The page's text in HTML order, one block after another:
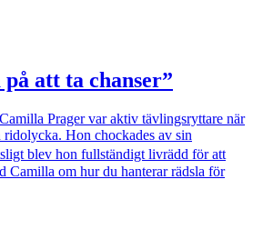
att ta chanser”
Prager var aktiv tävlingsryttare när
Hon chockades av sin
blev hon fullständigt livrädd för att
Camilla om hur du hanterar rädsla för